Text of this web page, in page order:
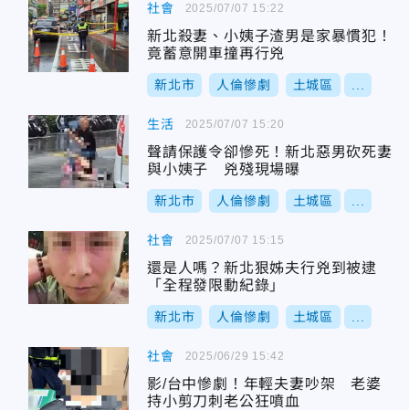
社會
新北殺妻、小姨子渣男是家暴慣犯！
竟蓄意開車撞再行兇
新北市 人倫慘劇 土城區
2025/07/07 15:22
生活
聲請保護令卻慘死！新北惡男砍死妻
與小姨子 兇殘現場曝
新北市 人倫慘劇 土城區
2025/07/07 15:20
社會
還是人嗎？新北狠姊夫行兇到被逮
「全程發限動紀錄」
新北市 人倫慘劇 土城區
2025/07/07 15:15
社會
影/台中慘劇！年輕夫妻吵架 老婆
持小剪刀刺老公狂噴血
2025/06/29 15:42